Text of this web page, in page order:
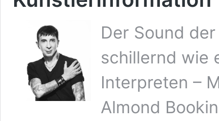
Der Sound
schillernd wie
Interpreten –
Almond